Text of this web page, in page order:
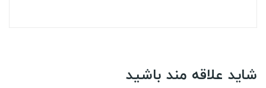
شاید علاقه مند باشید